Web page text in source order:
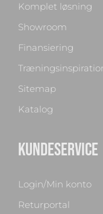
Komplet løsning
Showroom
Finansiering
Sitemap
Katalog
KUNDESERVICE
Login/Min konto
Returportal